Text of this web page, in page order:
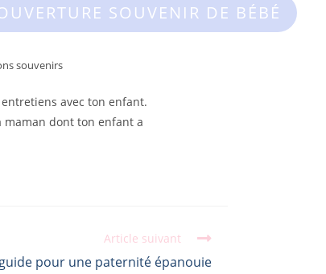
SOUVENIR DE BÉBÉ
souvenirs
avec ton enfant.
maman dont ton enfant a
Article suivant
pour une paternité épanouie